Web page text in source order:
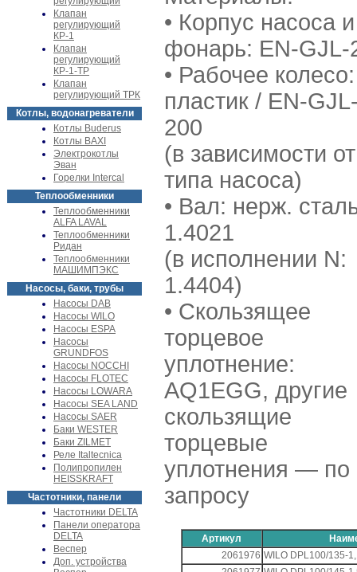
Клапан
регулирующий
КР-1
Клапан
регулирующий
КР-1-ТР
Клапан
регулирующий ТРК
Котлы, водонагреватели
Котлы Buderus
Котлы BAXI
Электрокотлы
Эван
Горелки Intercal
Теплообменники
Теплообменники
ALFA LAVAL
Теплообменники
Ридан
Теплообменники
МАШИМПЭКС
Насосы, баки, трубы
Насосы DAB
Насосы WILO
Насосы ESPA
Насосы
GRUNDFOS
Насосы NOCCHI
Насосы FLOTEC
Насосы LOWARA
Насосы SEA LAND
Насосы SAER
Баки WESTER
Баки ZILMET
Реле Italtecnica
Полипропилен
HEISSKRAFT
Частотники, панели
Частотники DELTA
Панели оператора
DELTA
Веспер
Доп. устройства
• Корпус насоса и
фонарь: EN-GJL-
• Рабочее колесо:
пластик / EN-
200
(в зависимости от
типа насоса)
• Вал: нерж.
1.4021
(в исполнении N:
1.4404)
• Скользящее
торцевое
уплотнение:
AQ1EGG, другие
скользящие
торцевые
уплотнения — по
запросу
Артикул
2061976 WILO DPL100/135-